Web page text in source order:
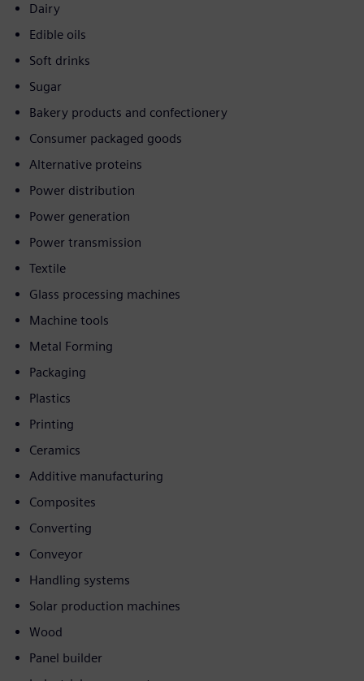
Dairy
Edible oils
Soft drinks
Sugar
Bakery products and confectionery
Consumer packaged goods
Alternative proteins
Power distribution
Power generation
Power transmission
Textile
Glass processing machines
Machine tools
Metal Forming
Packaging
Plastics
Printing
Ceramics
Additive manufacturing
Composites
Converting
Conveyor
Handling systems
Solar production machines
Wood
Panel builder